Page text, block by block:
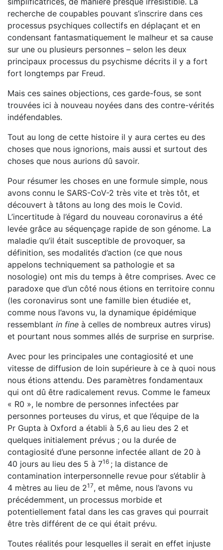
recherche de coupables pouvant s’ins­crire dans ces
processus psychiques collectifs en déplaçant et en
condensant fantasmatiquement le malheur et sa cause
sur une ou plusieurs personnes – selon les deux
principaux proces­sus du psychisme décrits il y a fort
fort longtemps par Freud.
Mais ces saines objections, ces garde-fous, se sont
trouvées ici à nouveau noyées dans des contre-vérités
indéfendables.
Tout au long de cette histoire il y aura certes eu des
choses que nous ignorions, mais aussi et surtout des
choses que nous aurions dû savoir.
Pour résumer les choses en une formule simple, nous
avons connu le SARS-CoV-2 très vite et très tôt, et
découvert à tâtons au long des mois le Covid.
L’incertitude à l’égard du nouveau coronavirus a été
levée grâce au séquençage rapide de son génome. La
maladie qu’il était susceptible de provoquer, sa
définition, ses modalités d’action (ce que nous
appelons techniquement sa pathologie et sa
nosologie) ont mis du temps à être comprises. Avec ce
paradoxe que d’un côté nous étions en territoire connu
(les coronavirus sont une famille bien étudiée et,
comme nous l’avons vu, la dynamique épidé­mique
ressemblant in fine à celles de nombreux autres virus)
et pourtant nous sommes allés de surprise en surprise.
Avec pour les principales une contagiosité et une
vitesse de diffusion de loin supérieure à ce à quoi nous
nous étions attendu. Des paramètres fondamentaux
qui ont dû être radi­calement revus. Comme le fameux
« R0 », le nombre de per­sonnes infectées par
personnes porteuses du virus, et que l’équipe de la
Pr Gupta à Oxford a établi à 5,6 au lieu des 2 et
quelques initialement prévus ; ou la durée de
contagiosité d’une personne infectée allant de 20 à
40 jours au lieu des 5 à 716 ; la distance de
contamination interpersonnelle revue pour s’établir à
4 mètres au lieu de 217, et même, nous l’avons vu
précédemment, un processus morbide et
potentiellement fatal dans les cas graves qui pourrait
être très différent de ce qui était prévu.
Toutes réalités pour lesquelles il serait en effet injuste